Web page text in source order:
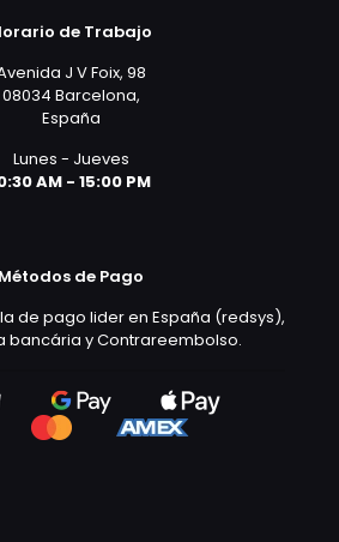
de Trabajo
J V Foix, 98
08034 Barcelona,
España
Lunes - Jueves
AM - 15:00 PM
Métodos de Pago
de pago lider en España (redsys),
bancária y Contrareembolso.